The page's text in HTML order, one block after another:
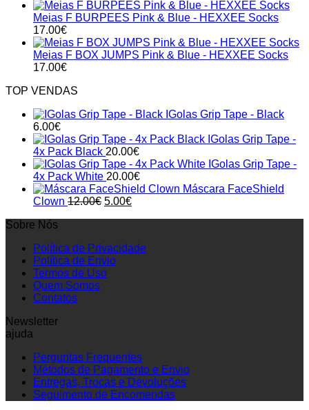
Meias F BURPEES Pink & Blue - HEXXEE Socks
17.00€
Meias F BOX JUMPS Pink & Blue - HEXXEE Socks
17.00€
TOP VENDAS
IGolas Grip Tape - Black
6.00€
IGolas Grip Tape -
4x Pack Black 20.00€
IGolas Grip Tape -
4x Pack White 20.00€
Máscara FaceShield
Clown 12.00€ Original
5.00€Current
Sobre Nós
Política de Privacidade
Política de Envio
Termos de Uso
Quem Somos
Contatos
Newsletter
ajuda
Perguntas Frequentes
Métodos de Pagamento e Envio
Entregas, Trocas e Devoluções
Seguimento de Encomendas